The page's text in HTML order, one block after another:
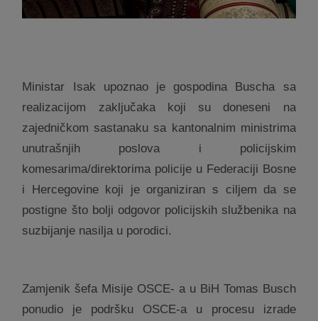
Ministar Isak upoznao je gospodina Buscha sa
realizacijom zaključaka koji su doneseni na
zajedničkom sastanaku sa kantonalnim ministrima
unutrašnjih poslova i policijskim
komesarima/direktorima policije u Federaciji Bosne
i Hercegovine koji je organiziran s ciljem da se
postigne što bolji odgovor policijskih službenika na
suzbijanje nasilja u porodici.
Zamjenik šefa Misije OSCE- a u BiH Tomas Busch
ponudio je podršku OSCE-a u procesu izrade